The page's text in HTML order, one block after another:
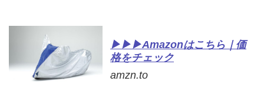
▶▶▶Amazonはこちら｜価
格をチェック
amzn.to